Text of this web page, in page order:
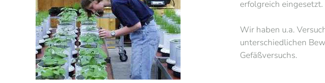
erfolgreich eingesetzt.
Wir haben u.a.
unterschiedlichen
Gefäßversuchs.